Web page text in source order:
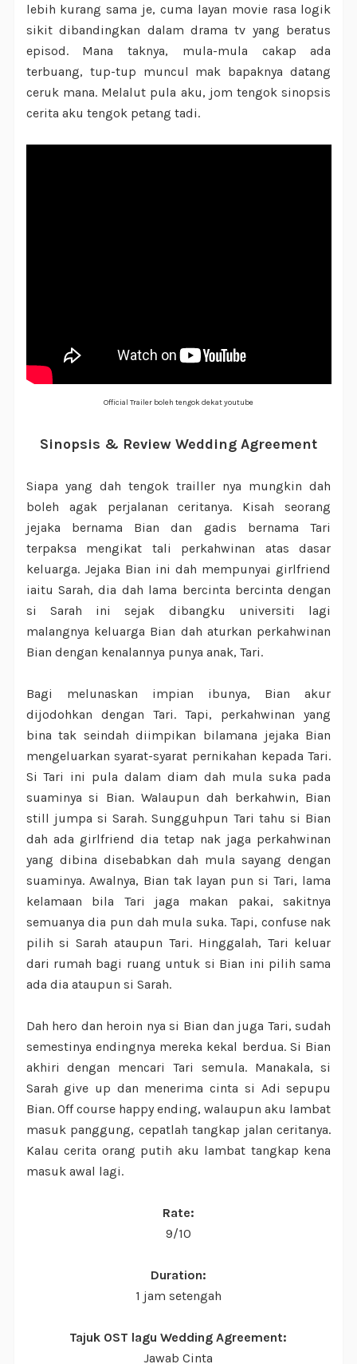
lebih kurang sama je, cuma layan movie rasa logik
sikit dibandingkan dalam drama tv yang beratus
episod. Mana taknya, mula-mula cakap ada
terbuang, tup-tup muncul mak bapaknya datang
ceruk mana. Melalut pula aku, jom tengok sinopsis
cerita aku tengok petang tadi.
Official Trailer boleh tengok dekat youtube
Sinopsis & Review Wedding Agreement
Siapa yang dah tengok trailler nya mungkin dah
boleh agak perjalanan ceritanya. Kisah seorang
jejaka bernama Bian dan gadis bernama Tari
terpaksa mengikat tali perkahwinan atas dasar
keluarga. Jejaka Bian ini dah mempunyai girlfriend
iaitu Sarah, dia dah lama bercinta bercinta dengan
si Sarah ini sejak dibangku universiti lagi
malangnya keluarga Bian dah aturkan perkahwinan
Bian dengan kenalannya punya anak, Tari.
Bagi melunaskan impian ibunya, Bian akur
dijodohkan dengan Tari. Tapi, perkahwinan yang
bina tak seindah diimpikan bilamana jejaka Bian
mengeluarkan syarat-syarat pernikahan kepada Tari.
Si Tari ini pula dalam diam dah mula suka pada
suaminya si Bian. Walaupun dah berkahwin, Bian
still jumpa si Sarah. Sungguhpun Tari tahu si Bian
dah ada girlfriend dia tetap nak jaga perkahwinan
yang dibina disebabkan dah mula sayang dengan
suaminya. Awalnya, Bian tak layan pun si Tari, lama
kelamaan bila Tari jaga makan pakai, sakitnya
semuanya dia pun dah mula suka. Tapi, confuse nak
pilih si Sarah ataupun Tari. Hinggalah, Tari keluar
dari rumah bagi ruang untuk si Bian ini pilih sama
ada dia ataupun si Sarah.
Dah hero dan heroin nya si Bian dan juga Tari, sudah
semestinya endingnya mereka kekal berdua. Si Bian
akhiri dengan mencari Tari semula. Manakala, si
Sarah give up dan menerima cinta si Adi sepupu
Bian. Off course happy ending, walaupun aku lambat
masuk panggung, cepatlah tangkap jalan ceritanya.
Kalau cerita orang putih aku lambat tangkap kena
masuk awal lagi.
Rate:
9/10
Duration:
1 jam setengah
Tajuk OST lagu Wedding Agreement:
Jawab Cinta